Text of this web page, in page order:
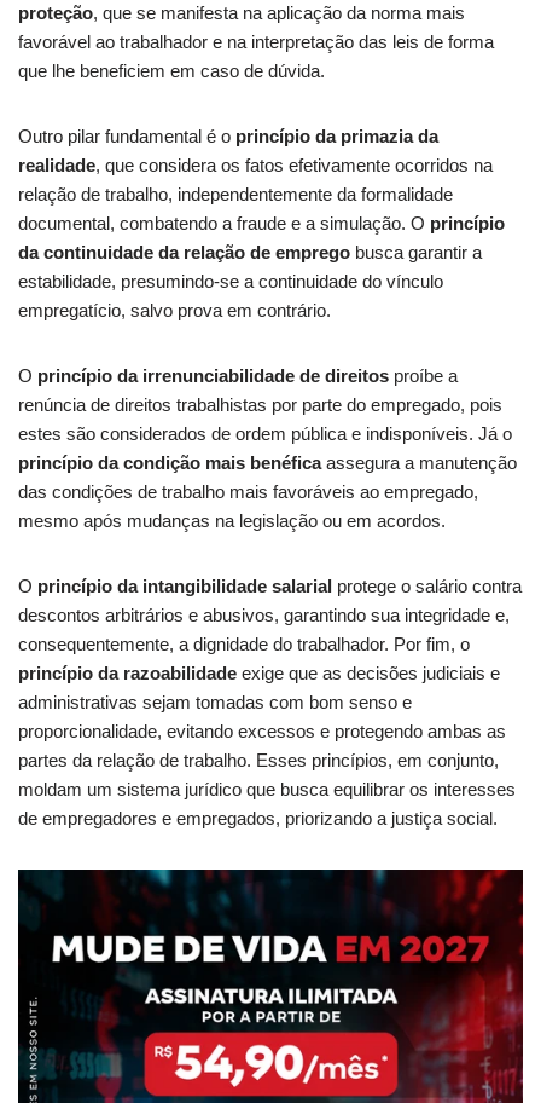
proteção, que se manifesta na aplicação da norma mais
favorável ao trabalhador e na interpretação das leis de forma
que lhe beneficiem em caso de dúvida.
Outro pilar fundamental é o princípio da primazia da
realidade, que considera os fatos efetivamente ocorridos na
relação de trabalho, independentemente da formalidade
documental, combatendo a fraude e a simulação. O princípio
da continuidade da relação de emprego busca garantir a
estabilidade, presumindo-se a continuidade do vínculo
empregatício, salvo prova em contrário.
O princípio da irrenunciabilidade de direitos proíbe a
renúncia de direitos trabalhistas por parte do empregado, pois
estes são considerados de ordem pública e indisponíveis. Já o
princípio da condição mais benéficaassegura a manutenção
das condições de trabalho mais favoráveis ao empregado,
mesmo após mudanças na legislação ou em acordos.
O princípio da intangibilidade salarial protege o salário contra
descontos arbitrários e abusivos, garantindo sua integridade e,
consequentemente, a dignidade do trabalhador. Por fim, o
princípio da razoabilidade exige que as decisões judiciais e
administrativas sejam tomadas com bom senso e
proporcionalidade, evitando excessos e protegendo ambas as
partes da relação de trabalho. Esses princípios, em conjunto,
moldam um sistema jurídico que busca equilibrar os interesses
de empregadores e empregados, priorizando a justiça social.